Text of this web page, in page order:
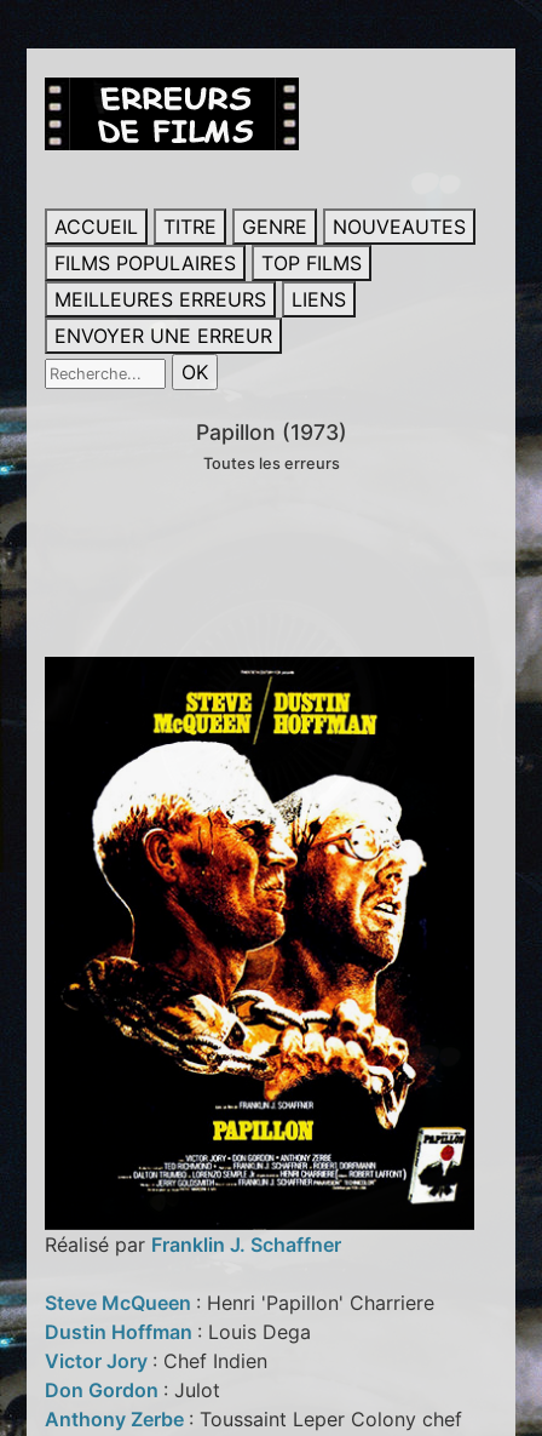
ACCUEIL TITRE GENRE
NOUVEAUTES
FILMS POPULAIRES
TOP FILMS
MEILLEURES ERREURS
LIENS
ENVOYER UNE ERREUR
Papillon (1973)
Toutes les erreurs
Réalisé par Franklin J. Schaffner
Steve McQueen : Henri 'Papillon' Charriere
Dustin Hoffman : Louis Dega
Victor Jory : Chef Indien
Don Gordon : Julot
Anthony Zerbe : Toussaint Leper Colony chef